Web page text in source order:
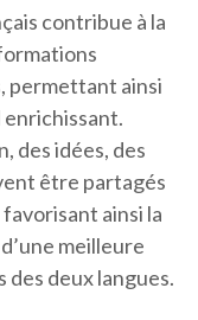
contribue à la
permettant ainsi
des idées, des
être partagés
ainsi la
meilleure
deux langues.